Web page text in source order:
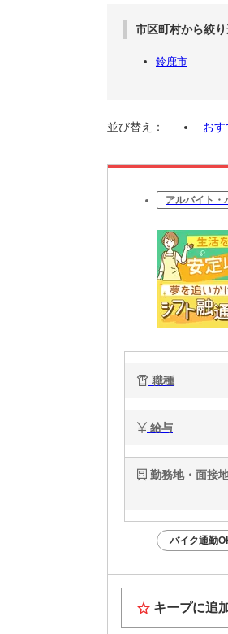
市区町村から絞
鈴鹿市
並び替え： おす
アルバイト・
職種
給与
勤務地・面接
バイク通勤
キープに追